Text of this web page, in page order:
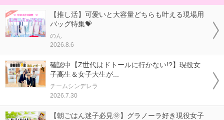
【推し活】可愛いと大容量どちらも叶える現場用
バッグ特集💝
のん
2026.8.6
確認中【Z世代はドトールに行かない!?】現役女
子高生＆女子大生が...
チームシンデレラ
2026.7.30
【朝ごはん迷子必見🌞】グラノーラ好き現役女子